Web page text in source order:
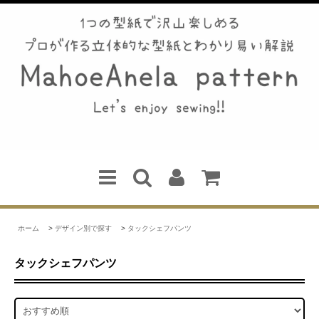
ホーム > デザイン別で探す > タックシェフパンツ
タックシェフパンツ